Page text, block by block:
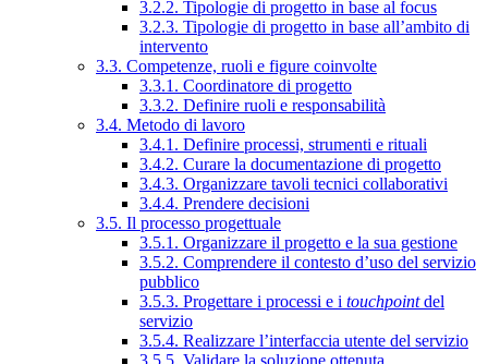
3.2.2. Tipologie di progetto in base al focus
3.2.3. Tipologie di progetto in base all’ambito di
intervento
3.3. Competenze, ruoli e figure coinvolte
3.3.1. Coordinatore di progetto
3.3.2. Definire ruoli e responsabilità
3.4. Metodo di lavoro
3.4.1. Definire processi, strumenti e rituali
3.4.2. Curare la documentazione di progetto
3.4.3. Organizzare tavoli tecnici collaborativi
3.4.4. Prendere decisioni
3.5. Il processo progettuale
3.5.1. Organizzare il progetto e la sua gestione
3.5.2. Comprendere il contesto d’uso del servizio
pubblico
3.5.3. Progettare i processi e i touchpointdel
servizio
3.5.4. Realizzare l’interfaccia utente del servizio
3.5.5. Validare la soluzione ottenuta